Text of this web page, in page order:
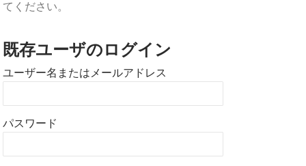
てください。
既存ユーザのログイン
ユーザー名またはメールアドレス
パスワード